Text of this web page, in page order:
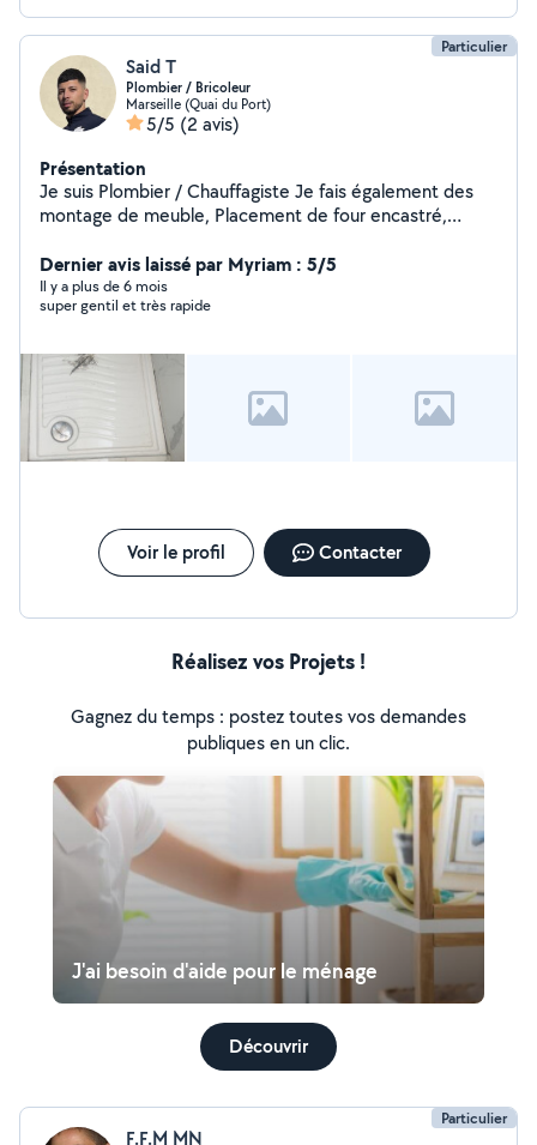
Particulier
Said T
Plombier / Bricoleur
Marseille (Quai du Port)
5/5 (2 avis)
Présentation
Je suis Plombier / Chauffagiste Je fais également des
montage de meuble, Placement de four encastré,
Dernier avis laissé par Myriam : 5/5
Il y a plus de 6 mois
super gentil et très rapide
Voir le profil Contacter
Réalisez vos Projets !
Gagnez du temps : postez toutes vos demandes
publiques en un clic.
J'ai besoin d'aide pour le ménage
Découvrir
Particulier
F.F.M MN